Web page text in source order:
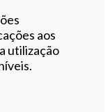
aos
utilização